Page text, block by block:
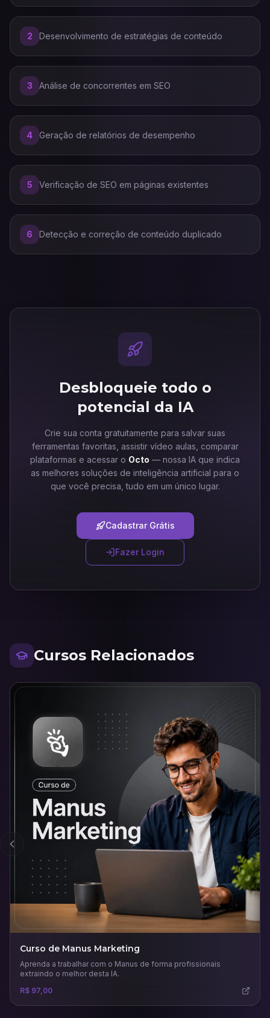
2 Desenvolvimento de estratégias de conteúdo
3 Análise de concorrentes em SEO
4 Geração de relatórios de desempenho
5 Verificação de SEO em páginas existentes
6 Detecção e correção de conteúdo duplicado
Desbloqueie todo o
potencial da IA
Crie sua conta gratuitamente para salvar suas
ferramentas favoritas, assistir vídeo aulas, comparar
plataformas e acessar o Octo — nossa IA que indica
as melhores soluções de inteligência artificial para o
que você precisa, tudo em um único lugar.
Cadastrar Grátis
Fazer Login
Cursos Relacionados
Curso de Manus Marketing
Aprenda a trabalhar com o Manus de forma profissionais
extraindo o melhor desta IA.
R$ 97,00
Anterior